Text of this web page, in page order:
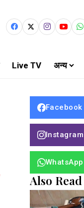
Live TV अन्य
Facebook
Instagram
WhatsApp
Also Read